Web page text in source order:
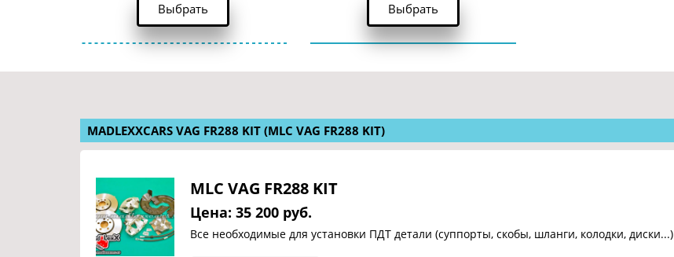
Выбрать Выбрать
MADLEXXCARS VAG FR288 KIT (MLC VAG FR288 KIT)
MLC VAG FR288 KIT
Цена: 35 200 руб.
Все необходимые для установки ПДТ детали (суппорты, скобы, шланги, колодки, диски...)